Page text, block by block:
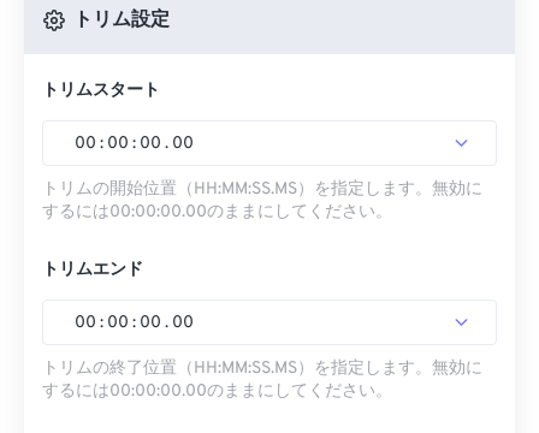
トリム設定
トリムスタート
00 : 00 : 00 . 00
トリムの開始位置（HH:MM:SS.MS）を指定します。無効に
するには00:00:00.00のままにしてください。
トリムエンド
00 : 00 : 00 . 00
トリムの終了位置（HH:MM:SS.MS）を指定します。無効に
するには00:00:00.00のままにしてください。